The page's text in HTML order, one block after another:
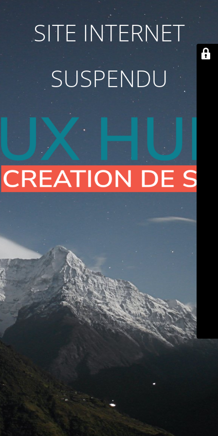
SITE INTERNET
SUSPENDU